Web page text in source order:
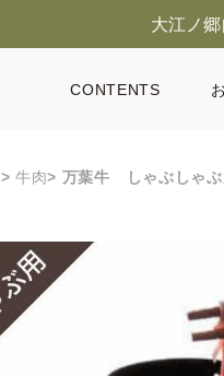
大江ノ
CONTENTS
牛肉 万葉牛 しゃぶしゃ